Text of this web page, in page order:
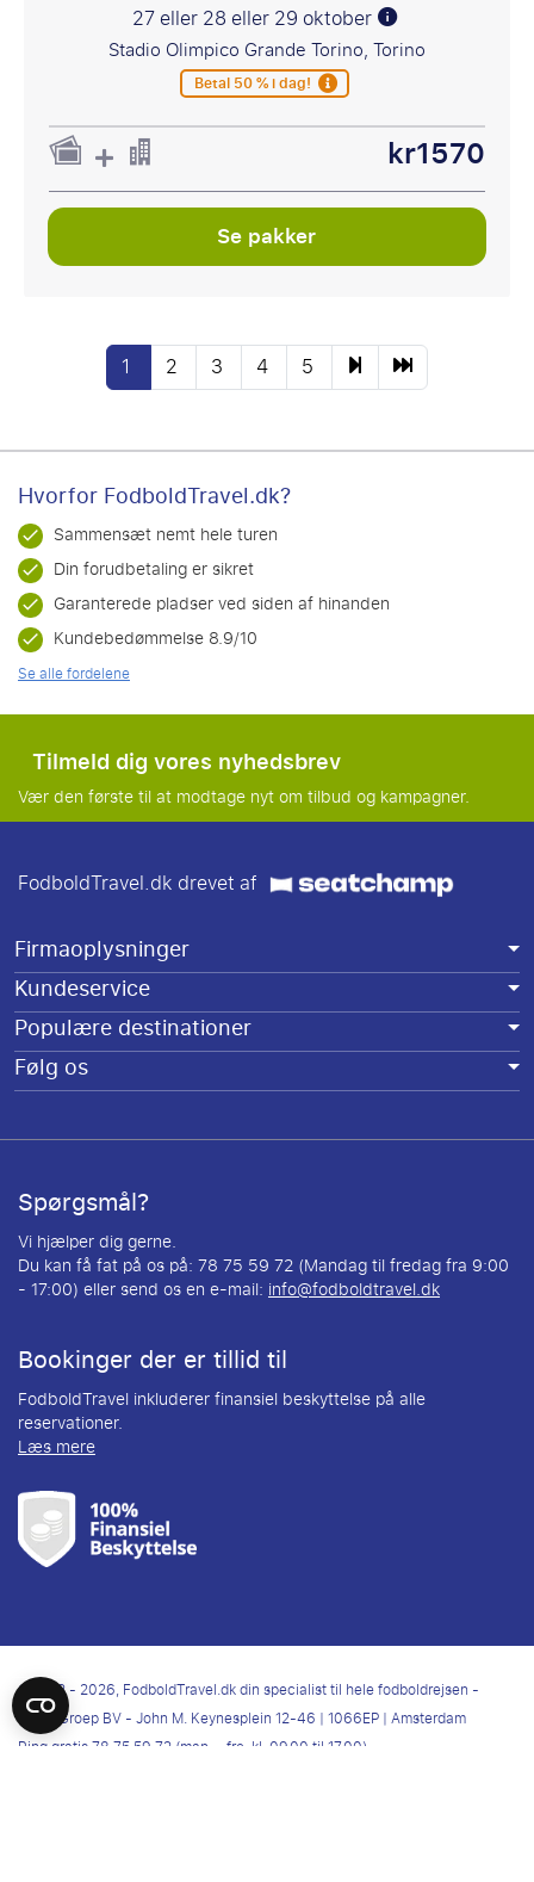
27 eller 28 eller 29 oktober
Stadio Olimpico Grande Torino, Torino
Betal 50 % i dag!
kr1570
Se pakker
1 2 3 4 5
Hvorfor FodboldTravel.dk?
Sammensæt nemt hele turen
Din forudbetaling er sikret
Garanterede pladser ved siden af hinanden
Kundebedømmelse 8.9/10
Se alle fordelene
Tilmeld dig vores nyhedsbrev
Vær den første til at modtage nyt om tilbud og kampagner.
FodboldTravel.dk drevet af
Firmaoplysninger
Kundeservice
Populære destinationer
Følg os
Spørgsmål?
Vi hjælper dig gerne.
Du kan få fat på os på: 78 75 59 72 (Mandag til fredag fra 9:00
- 17:00) eller send os en e-mail: info@fodboldtravel.dk
Bookinger der er tillid til
FodboldTravel inkluderer finansiel beskyttelse på alle
reservationer.
Læs mere
© 2012 - 2026, FodboldTravel.dk din specialist til hele fodboldrejsen -
TravelGroep BV - John M. Keynesplein 12-46 | 1066EP | Amsterdam
Ring gratis78 75 59 72(man. - fre. kl. 09.00 til 17.00) -